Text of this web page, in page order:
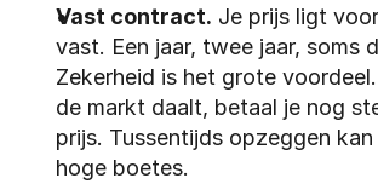
Vast contract. Je prijs ligt
vast. Een jaar, twee jaar, soms
Zekerheid is het grote
de markt daalt, betaal je nog
prijs. Tussentijds opzeggen
hoge boetes.